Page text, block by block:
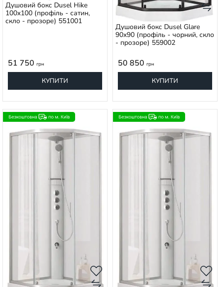
Душовий бокс Dusel Hike
100x100 (профіль - сатин,
скло - прозоре) 551001
51 750 грн
КУПИТИ
Душовий бокс Dusel Glare
90x90 (профіль - чорний, скло
- прозоре) 559002
50 850 грн
КУПИТИ